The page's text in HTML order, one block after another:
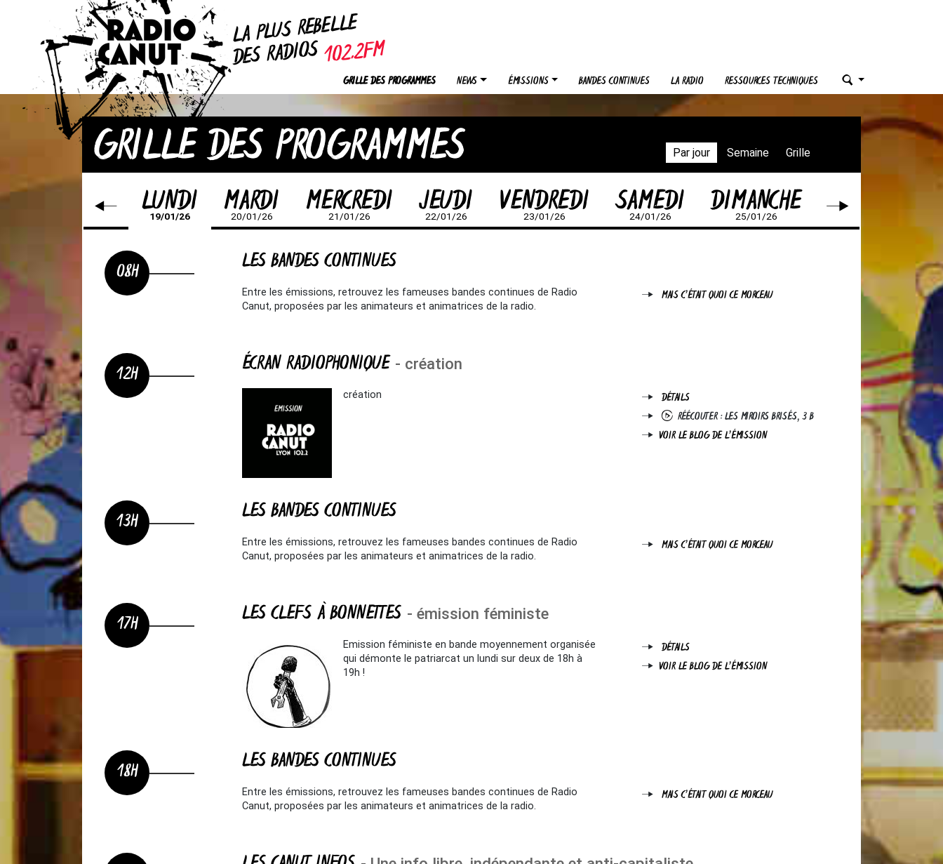
LA PLUSREBELLE
DES RADIOS
GRILLE DES PROGRAMMES NEWS ÉMISSIONS BANDES CONTINUES LA RADIO RESSOURCES TECHNIQUES
GRILLE DES PROGRAMMES Par jour Semaine Grille
LUNDI
19/01/26 MARDI
20/01/26 MERCREDI
21/01/26 JEUDI
22/01/26 VENDREDI
23/01/26 SAMEDI
24/01/26 DIMANCHE
25/01/26
08H LES BANDES CONTINUES
Entre les émissions, retrouvez les fameuses bandes continues de Radio
Canut, proposées par les animateurs et animatrices de la radio.
MAIS C'ÉTAIT QUOI CE MORCEAU
12H ÉCRAN RADIOPHONIQUE - création
création
DÉTAILS
RÉÉCOUTER : LES MIROIRS BRISÉS, 3 B
VOIR LE BLOG DE L'ÉMISSION
13H LES BANDES CONTINUES
Entre les émissions, retrouvez les fameuses bandes continues de Radio
Canut, proposées par les animateurs et animatrices de la radio.
MAIS C'ÉTAIT QUOI CE MORCEAU
17H LES CLEFS À BONNETTES - émission féministe
Emission féministe en bande moyennement organisée
qui démonte le patriarcat un lundi sur deux de 18h à
19h !
DÉTAILS
VOIR LE BLOG DE L'ÉMISSION
18H LES BANDES CONTINUES
Entre les émissions, retrouvez les fameuses bandes continues de Radio
Canut, proposées par les animateurs et animatrices de la radio.
MAIS C'ÉTAIT QUOI CE MORCEAU